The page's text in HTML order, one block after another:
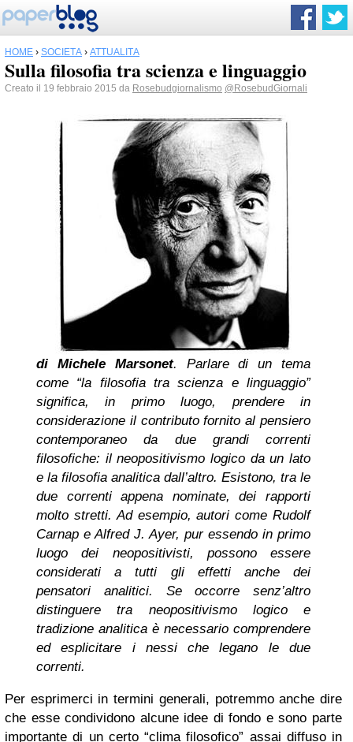
HOME › SOCIETÀ › ATTUALITÀ
Sulla filosofia tra scienza e linguaggio
Creato il 19 febbraio 2015 da Rosebudgiornalismo @RosebudGiornali
di Michele Marsonet. Parlare di un tema
come “la filosofia tra scienza e linguaggio”
significa, in primo luogo, prendere in
considerazione il contributo fornito al pensiero
contemporaneo da due grandi correnti
filosofiche: il neopositivismo logico da un lato
e la filosofia analitica dall’altro. Esistono, tra le
due correnti appena nominate, dei rapporti
molto stretti. Ad esempio, autori come Rudolf
Carnap e Alfred J. Ayer, pur essendo in primo
luogo dei neopositivisti, possono essere
considerati a tutti gli effetti anche dei
pensatori analitici. Se occorre senz’altro
distinguere tra neopositivismo logico e
tradizione analitica è necessario comprendere
ed esplicitare i nessi che legano le due
correnti.
Per esprimerci in termini generali, potremmo anche dire
che esse condividono alcune idee di fondo e sono parte
importante di un certo “clima filosofico” assai diffuso in